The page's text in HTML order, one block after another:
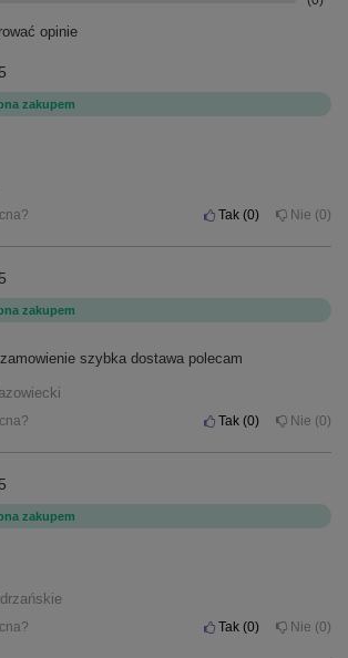
opinie
zakupem
Tak 0 Nie 0
zakupem
szybka dostawa polecam
Tak 0 Nie 0
zakupem
Tak 0 Nie 0